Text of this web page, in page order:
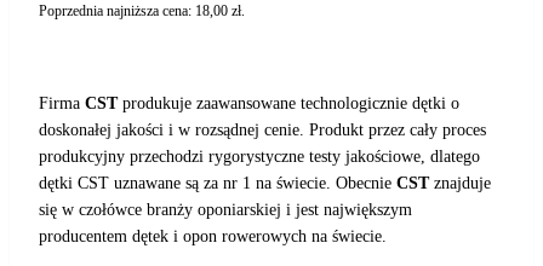
Poprzednia najniższa cena: 18,00 zł.
Firma CSTprodukuje zaawansowane technologicznie dętki o
doskonałej jakości i w rozsądnej cenie. Produkt przez cały proces
produkcyjny przechodzi rygorystyczne testy jakościowe, dlatego
dętki CST uznawane są za nr 1 na świecie. Obecnie CSTznajduje
się w czołówce branży oponiarskiej i jest największym
producentem dętek i opon rowerowych na świecie.